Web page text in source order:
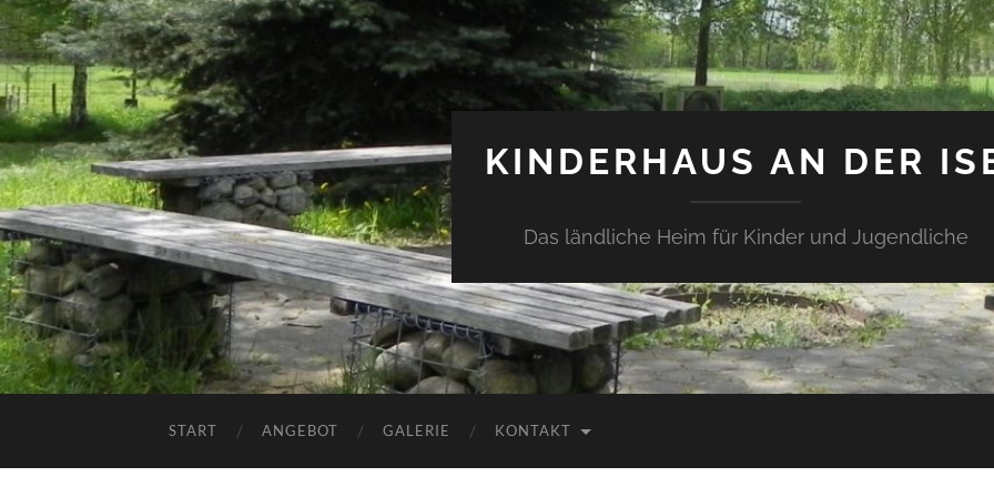
KINDERHAUS AN DER
Das ländliche Heim für Kinder und Jugendliche
START ANGEBOT GALERIE KONTAKT